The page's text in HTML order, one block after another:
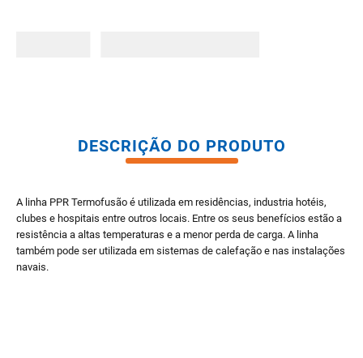
DESCRIÇÃO DO PRODUTO
A linha PPR Termofusão é utilizada em residências, industria hotéis,
clubes e hospitais entre outros locais. Entre os seus benefícios estão a
resistência a altas temperaturas e a menor perda de carga. A linha
também pode ser utilizada em sistemas de calefação e nas instalações
navais.